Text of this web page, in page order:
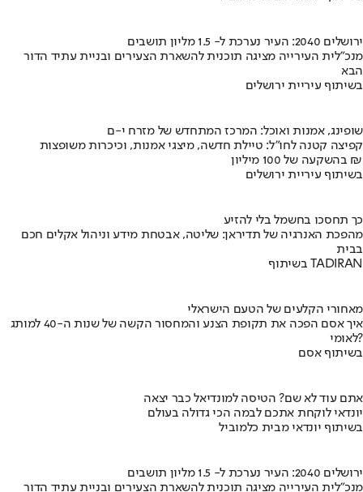
ירושלים 2040: העיר נערכת ל- 1.5 מליון תושבים
מנכ"לית העירייה מציגה תוכנית להשארת הצעירים ובניית עתיד הדור
הבא
בשיתוף עיריית ירושלים
שופינג, אמנות ואוכל: המרכז המתחדש של מזרח י-ם
קפיצה קטנה לחו"ל: טיילת חדשה, מיצגי אמנות, וכיכרות משופצות
בהשקעה של 100 מיליון ₪
בשיתוף עיריית ירושלים
כך תחסכו בחשמל בלי להזיע
מהפכת האנרגיה של תדיראן: שליטה, אבטחת מידע וניהול אקלים חכם
בבית
בשיתוף TADIRAN
מאחורי הקלעים של הטעם הישראלי
איך אסם הפכה את תקופת הצנע והמחסור הקשה של שנות ה-40 למותג
לאומי?
בשיתוף אסם
אתם עוד לא שם? הטיסה למונדיאל כבר יצאה
יונדאי לוקחת אתכם לבמה הכי גדולה בעולם
בשיתוף יונדאי מבית כלמוביל
ירושלים 2040: העיר נערכת ל- 1.5 מליון תושבים
מנכ"לית העירייה מציגה תוכנית להשארת הצעירים ובניית עתיד הדור